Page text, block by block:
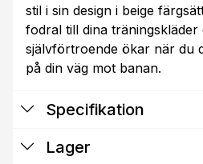
stil i sin design i beige
fodral till dina
självförtroende ökar när du
på din väg mot banan.
Specifikation
Lager